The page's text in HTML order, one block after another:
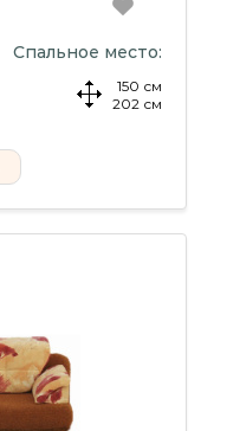
Спальное место:
150 см
202 см